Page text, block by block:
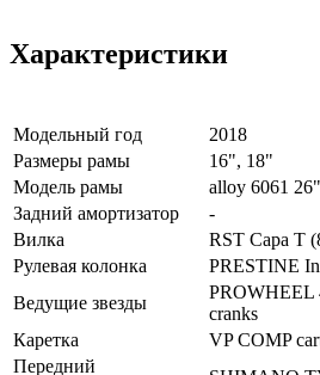
Характеристики
Модельный год
2018
Размеры рамы
16", 18"
Модель рамы
alloy 6061
Задний амортизатор
-
Вилка
RST Capa T
Рулевая колонка
PRESTINE
Ведущие звезды
PROWHEEL
cranks
Каретка
VP COMP
Передний